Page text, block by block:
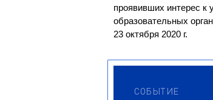
проявивших интерес к
образовательных
23 октября 2020 г.
СОБЫТИЕ